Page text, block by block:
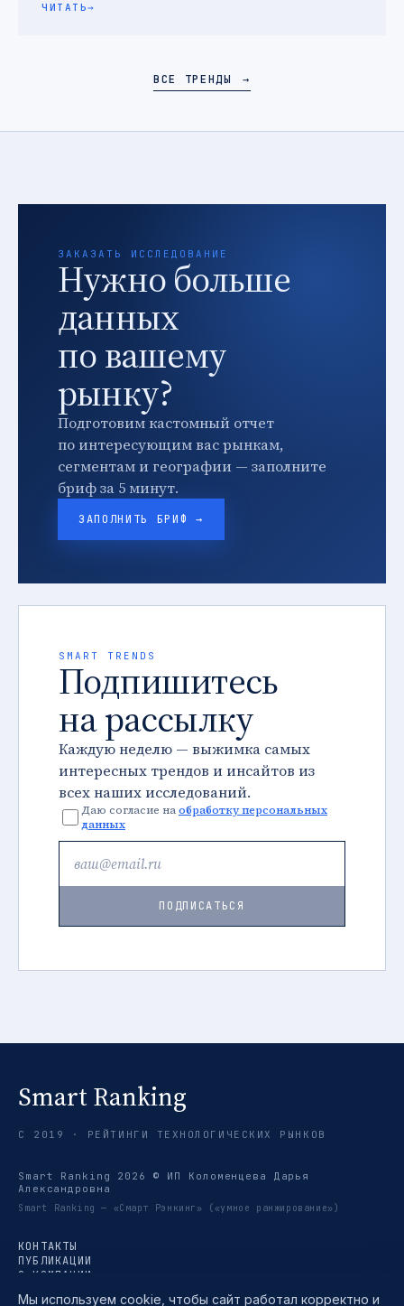
ЧИТАТЬ→
ВСЕ ТРЕНДЫ →
ЗАКАЗАТЬ ИССЛЕДОВАНИЕ
Нужно больше
данных
по вашему
рынку?
Подготовим кастомный отчет
по интересующим вас рынкам,
сегментам и географии — заполните
бриф за 5 минут.
ЗАПОЛНИТЬ БРИФ →
SMART TRENDS
Подпишитесь
на рассылку
Каждую неделю — выжимка самых
интересных трендов и инсайтов из
всех наших исследований.
Даю согласие наобработку персональных
данных
ПОДПИСАТЬСЯ
Smart Ranking
С 2019 · РЕЙТИНГИ ТЕХНОЛОГИЧЕСКИХ РЫНКОВ
Smart Ranking 2026 © ИП Коломенцева Дарья
Александровна
Smart Ranking — «Смарт Рэнкинг» («умное ранжирование»)
КОНТАКТЫ
ПУБЛИКАЦИИ
О КОМПАНИИ
Мы используем cookie, чтобы сайт работал корректно и